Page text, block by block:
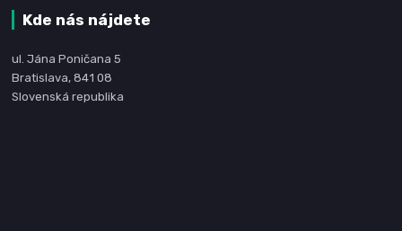
Kde nás nájdete
ul. Jána Poničana 5
Bratislava, 841 08
Slovenská republika